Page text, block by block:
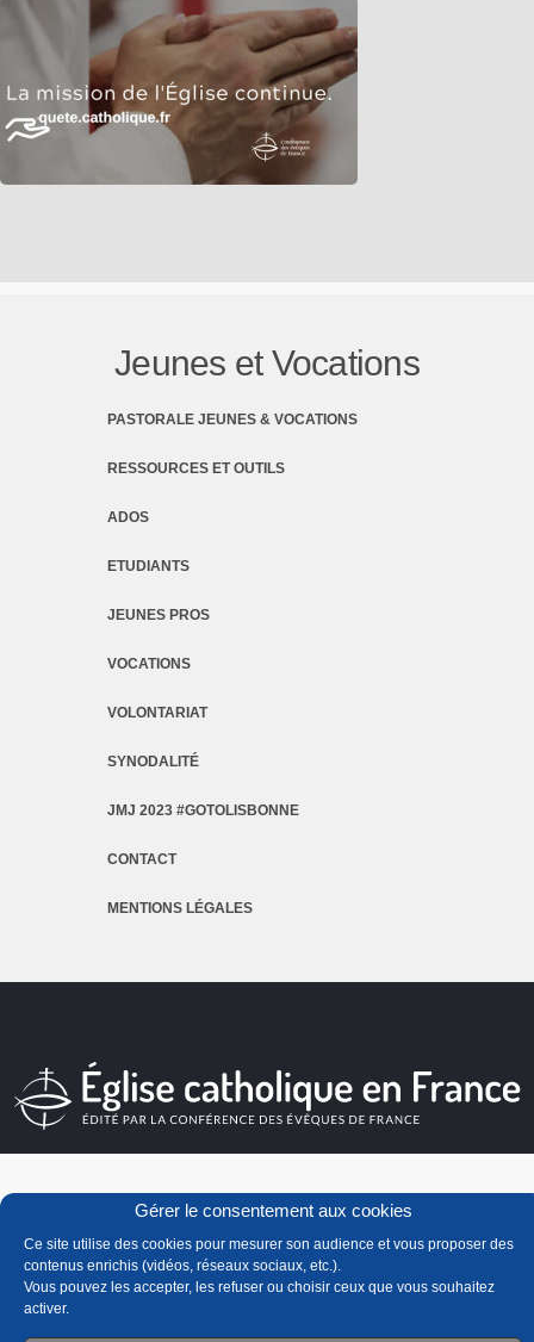
Gérer le consentement aux cookies
Ce site utilise des cookies pour mesurer son audience et vous proposer des
contenus enrichis (vidéos, réseaux sociaux, etc.).
Vous pouvez les accepter, les refuser ou choisir ceux que vous souhaitez
activer.
Jeunes et Vocations
PASTORALE JEUNES & VOCATIONS
RESSOURCES ET OUTILS
ADOS
ETUDIANTS
JEUNES PROS
VOCATIONS
VOLONTARIAT
SYNODALITÉ
JMJ 2023 #GOTOLISBONNE
CONTACT
MENTIONS LÉGALES